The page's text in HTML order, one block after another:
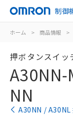
制御
ホーム > 商品情報 >
押ボタンスイッ
A30NN-
NN
A30NN / A30NL